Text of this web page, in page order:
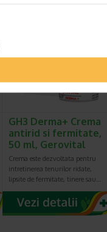
GH3 Derma+ Crema
antirid si fermitate,
50 ml, Gerovital
Crema este dezvoltata pentru
intretinerea tenurilor ridate,
lipsite de fermitate, tinere sau…